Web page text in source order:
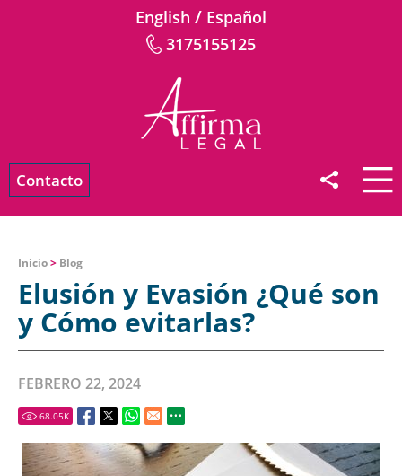
English / Español
3175155125
Contacto
Inicio> Blog
Elusión y Evasión ¿Qué son
y Cómo evitarlas?
FEBRERO 22, 2024
68.05K